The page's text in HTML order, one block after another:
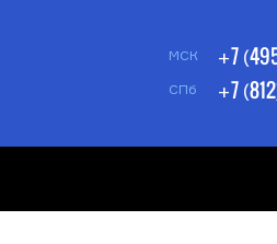
МСК +7
СПб +7